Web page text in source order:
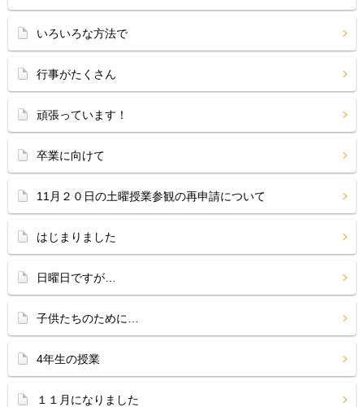
いろいろな方法で
行事がたくさん
頑張っています！
卒業に向けて
11月２０日の土曜授業参観の再申請について
はじまりました
日曜日ですが…
子供たちのために…
4年生の授業
１１月になりました